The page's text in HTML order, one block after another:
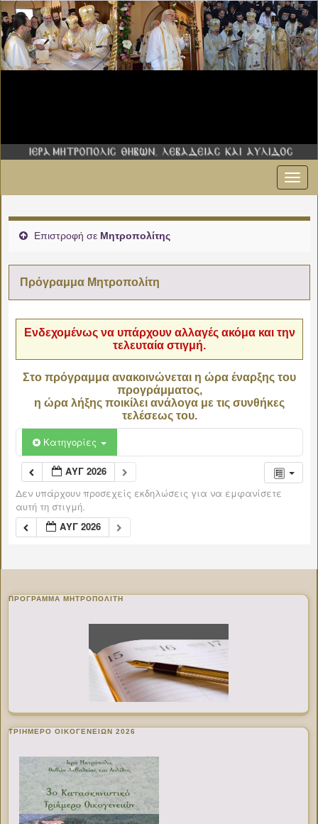
Επιστροφή σε Μητροπολίτης
Πρόγραμμα Μητροπολίτη
Ενδεχομένως να υπάρχουν αλλαγές ακόμα και την
τελευταία στιγμή.
Στο πρόγραμμα ανακοινώνεται η ώρα έναρξης του
προγράμματος,
η ώρα λήξης ποικίλει ανάλογα με τις συνθήκες
τελέσεως του.
Κατηγορίες
ΑΥΓ 2026
Δεν υπάρχουν προσεχείς εκδηλώσεις για να εμφανίσετε
αυτή τη στιγμή.
ΑΥΓ 2026
ΠΡΌΓΡΑΜΜΑ ΜΗΤΡΟΠΟΛΊΤΗ
ΤΡΙΗΜΕΡΟ ΟΙΚΟΓΕΝΕΙΩΝ 2026